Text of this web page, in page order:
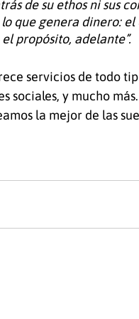
de su ethos ni sus
que genera dinero:
propósito, adelante”.
servicios de todo
sociales, y mucho
la mejor de las